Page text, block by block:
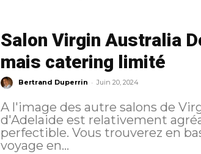
Salon Virgin Australia
mais catering limité
Bertrand Duperrin - Juin 20, 2024
A l'image des autre salons de
d'Adelaide est relativement
perfectible. Vous trouverez en bas de page un récapitulatif des articles sur ce
voyage en...